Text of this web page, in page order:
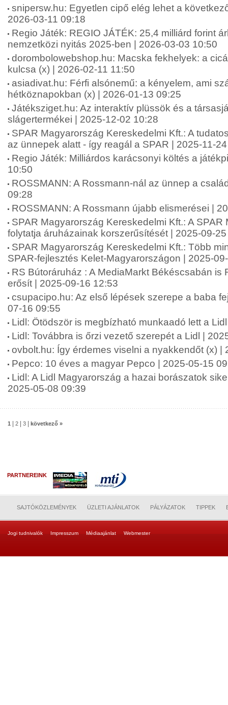
snipersw.hu: Egyetlen cipő elég lehet a
2026-03-11 09:18
Regio Játék: REGIO JÁTÉK: 25,4 milliárd forint
nemzetközi nyitás 2025-ben | 2026-03-03 10:50
dorombolowebshop.hu: Macska fekhelyek: a
kulcsa (x) | 2026-02-11 11:50
asiadivat.hu: Férfi alsónemű: a kényelem, ami
hétköznapokban (x) | 2026-01-13 09:25
Játéksziget.hu: Az interaktív plüssök és a
slágertermékei | 2025-12-02 10:28
SPAR Magyarország Kereskedelmi Kft.: A
az ünnepek alatt - így reagál a SPAR | 2025-11-
Regio Játék: Milliárdos karácsonyi költés a
10:50
ROSSMANN: A Rossmann-nál az ünnep a
09:28
ROSSMANN: A Rossmann újabb elismerései |
SPAR Magyarország Kereskedelmi Kft.: A SPAR
folytatja áruházainak korszerűsítését | 2025-09-
SPAR Magyarország Kereskedelmi Kft.: Több
SPAR-fejlesztés Kelet-Magyarországon | 2025-
RS Bútoráruház : A MediaMarkt Békéscsabán is
erősít | 2025-09-16 12:53
csupacipo.hu: Az első lépések szerepe a baba
07-16 09:55
Lidl: Ötödször is megbízható munkaadó lett a
Lidl: Továbbra is őrzi vezető szerepét a Lidl |
ovbolt.hu: Így érdemes viselni a nyakkendőt (x) |
Pepco: 10 éves a magyar Pepco | 2025-05-15
Lidl: A Lidl Magyarország a hazai borászatok
2025-05-08 09:39
1 2 3 következő »
PARTNEREINK
SAJTÓKÖZLEMÉNYEK ÜZLETI AJÁNLATOK PÁLYÁZATOK TIPPEK
Jogi tudnivalók Impresszum Médiaajánlat Webmester